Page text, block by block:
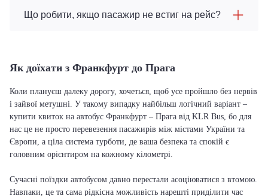
Що робити, якщо пасажир не встиг на рейс?
Як доїхати з Франкфурт до Прага
Коли плануєш далеку дорогу, хочеться, щоб усе пройшло без нервів
і зайвої метушні. У такому випадку найбільш логічний варіант –
купити квиток на автобус Франкфурт – Прага від KLR Bus, бо для
нас це не просто перевезення пасажирів між містами України та
Європи, а ціла система турботи, де ваша безпека та спокій є
головним орієнтиром на кожному кілометрі.
Сучасні поїздки автобусом давно перестали асоціюватися з втомою.
Навпаки, це та сама рідкісна можливість нарешті приділити час